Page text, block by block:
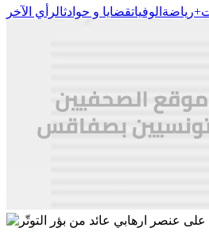
رياضة الوفياتقضايا و حوادثالرأي الآخر